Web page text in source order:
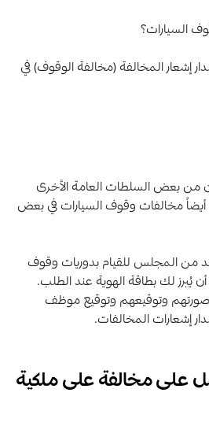
السيارات؟
إشعار المخالفة (مخالفة الوقوف) في
بعض السلطات العامة الأخرى
أيضاً مخالفات وقوف السيارات في بعض
المجلس للقيام بدوريات وقوف
يُبرز لك بطاقة الهوية عند الطلب.
وتوقيعهم وتوقيع موظف
إشعارات المخالفات.
مخالفة على ملكية